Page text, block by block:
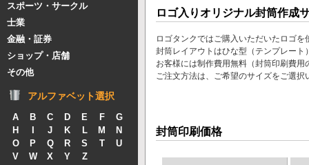
スポーツ・サークル
士業
金融・証券
ショップ・店舗
その他
アルファベット選択
A B C D E F
G
H
J K L M
N
O
P Q R S T
U
V
W X Y Z
ロゴ入りオリジナル封筒作成
ロゴタンクではご購入いただいたロゴ
封筒レイアウトはひな型（テンプレー
お客様には制作費用無料（封筒印刷費用
ご注文方法は、ご希望のサイズをご選
封筒印刷価格